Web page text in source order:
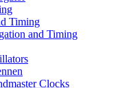
Timing
and Timing
Clocks